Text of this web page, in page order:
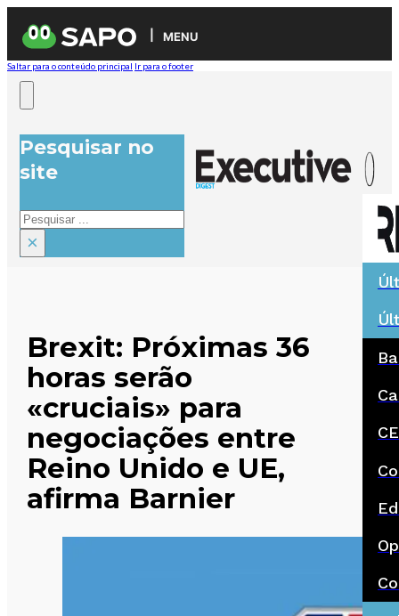
MENU
Saltar para o conteúdo principal Ir para o footer
Pesquisar no
site
Pesquisar
×
Brexit: Próximas 36
horas serão
«cruciais» para
negociações entre
Reino Unido e UE,
afirma Barnier